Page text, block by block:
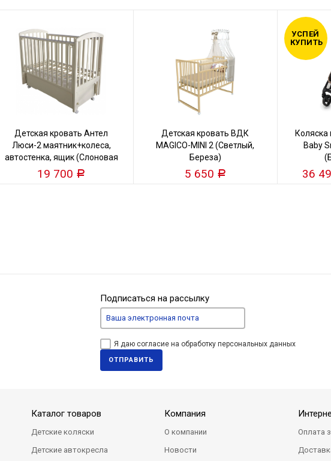
Детская кровать Антел
Люси-2 маятник+колеса,
автостенка, ящик (Слоновая
кость)
19 700 Р
Детская кровать ВДК
MAGICO-MINI 2 (Светлый,
Береза)
5 650 Р
Коляска
Baby
36
УСПЕЙ
КУПИТЬ
Подписаться на рассылку
Я даю согласие на обработку персональных данных
ОТПРАВИТЬ
Каталог товаров
Детские коляски
Детские автокресла
Компания
О компании
Новости
Оплата